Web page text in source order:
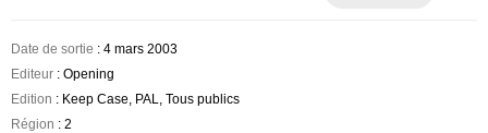
Date de sortie : 4 mars 2003
Editeur : Opening
Edition : Keep Case, PAL, Tous publics
Région : 2